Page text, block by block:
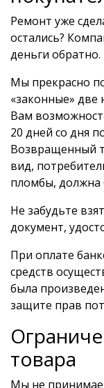
Ремонт уже
остались?
деньги обратно.
Мы прекрасно
«законные» две
Вам
20 дней со дня
Возвращенный
вид,
пломбы, должна
Не забудьте
документ,
При оплате
средств
была
защите прав
товара
Мы не